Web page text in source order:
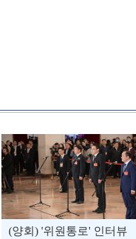
(양회) '위원통로' 인터뷰